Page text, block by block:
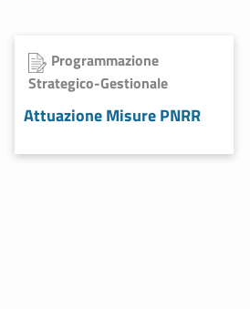
Programmazione
Strategico-Gestionale
Attuazione Misure PNRR